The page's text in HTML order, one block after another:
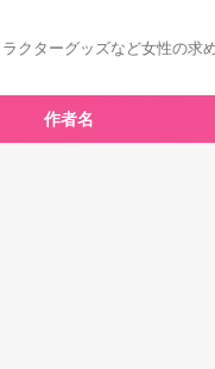
クターグッズなど女性の求
作者名